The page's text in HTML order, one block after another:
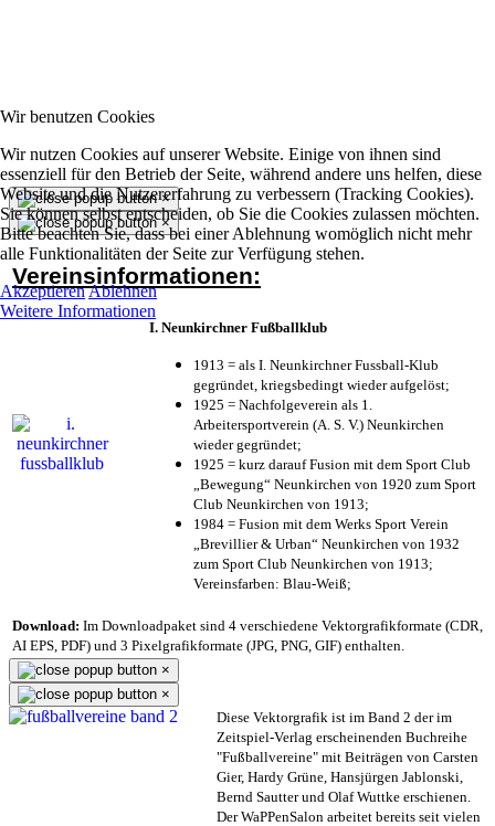
Wir benutzen Cookies
Wir nutzen Cookies auf unserer Website. Einige von ihnen sind
essenziell für den Betrieb der Seite, während andere uns helfen, diese
Website und die Nutzererfahrung zu verbessern (Tracking Cookies).
Sie können selbst entscheiden, ob Sie die Cookies zulassen möchten.
Bitte beachten Sie, dass bei einer Ablehnung womöglich nicht mehr
alle Funktionalitäten der Seite zur Verfügung stehen.
AkzeptierenAblehnen
Weitere Informationen
×
×
Vereinsinformationen:
I. Neunkirchner Fußballklub
1913 = als I. Neunkirchner Fussball-Klub
gegründet, kriegsbedingt wieder aufgelöst;
1925 = Nachfolgeverein als 1.
Arbeitersportverein (A. S. V.) Neunkirchen
wieder gegründet;
1925 = kurz darauf Fusion mit dem Sport Club
„Bewegung“ Neunkirchen von 1920 zum Sport
Club Neunkirchen von 1913;
1984 = Fusion mit dem Werks Sport Verein
„Brevillier & Urban“ Neunkirchen von 1932
zum Sport Club Neunkirchen von 1913;
Vereinsfarben: Blau-Weiß;
Download: Im Downloadpaket sind 4 verschiedene Vektorgrafikformate (CDR,
AI EPS, PDF) und 3 Pixelgrafikformate (JPG, PNG, GIF) enthalten.
×
×
Diese Vektorgrafik ist im Band 2 der im
Zeitspiel-Verlag erscheinenden Buchreihe
"Fußballvereine" mit Beiträgen von Carsten
Gier, Hardy Grüne, Hansjürgen Jablonski,
Bernd Sautter und Olaf Wuttke erschienen.
Der WaPPenSalon arbeitet bereits seit vielen